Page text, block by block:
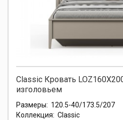
Classic Кровать
изголовьем
Размеры: 120.5-40/173.5/207
Коллекция: Classic